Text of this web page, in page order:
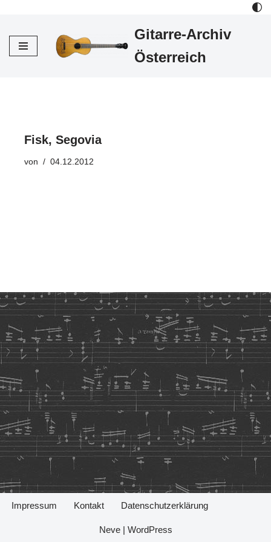
Inhalt
Gitarre-Archiv
Österreich
Fisk, Segovia
von 04.12.2012
Impressum Kontakt Datenschutzerklärung
Neve| WordPress